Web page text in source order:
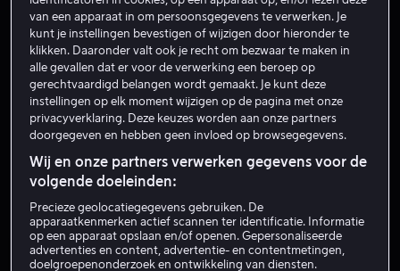
Jan Kooijman
Acteur
van een apparaat in om persoonsgegevens te verwerken. Je
kunt je instellingen bevestigen of wijzigen door hieronder te
klikken. Daaronder valt ook je recht om bezwaar te maken in
alle gevallen dat er voor de verwerking een beroep op
gerechtvaardigd belangen wordt gemaakt. Je kunt deze
instellingen op elk moment wijzigen op de pagina met onze
privacyverklaring. Deze keuzes worden aan onze partners
doorgegeven en hebben geen invloed op browsegegevens.
Wij en onze partners verwerken gegevens voor de
volgende doeleinden:
Precieze geolocatiegegevens gebruiken. De
apparaatkenmerken actief scannen ter identificatie. Informatie
op een apparaat opslaan en/of openen. Gepersonaliseerde
advertenties en content, advertentie- en contentmetingen,
doelgroepenonderzoek en ontwikkeling van diensten.